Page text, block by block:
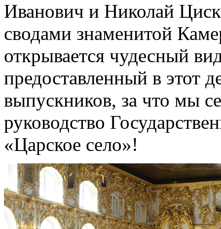
Иванович и Николай
сводами знаменитой
открывается чудесный
предоставленный в этот
выпускников, за что мы
руководство
«Царское село»!